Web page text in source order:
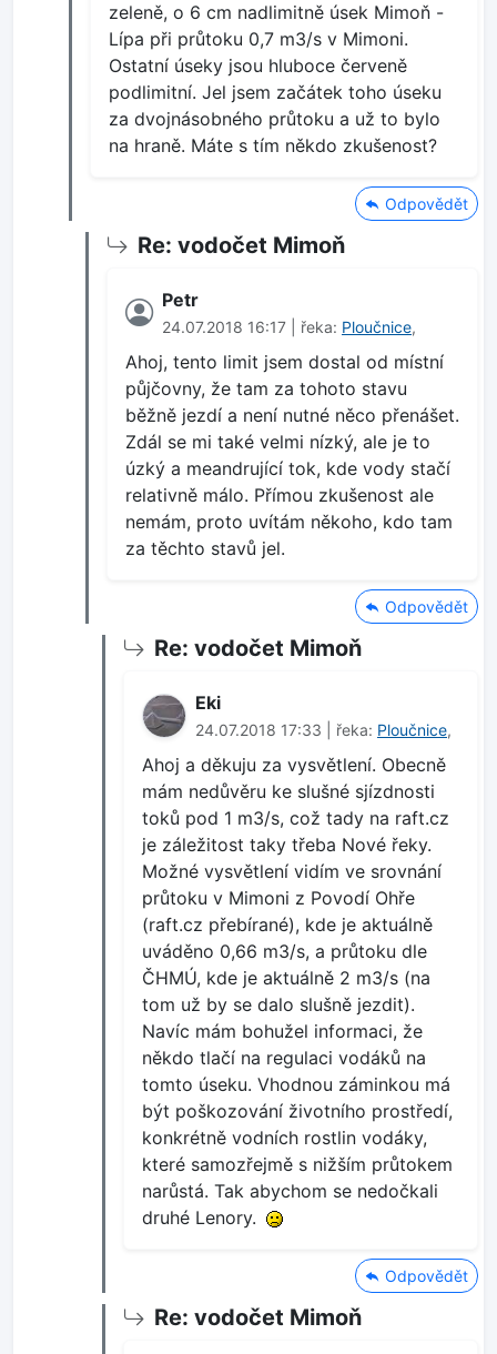
zeleně, o 6 cm nadlimitně úsek Mimoň -
Lípa při průtoku 0,7 m3/s v Mimoni.
Ostatní úseky jsou hluboce červeně
podlimitní. Jel jsem začátek toho úseku
za dvojnásobného průtoku a už to bylo
na hraně. Máte s tím někdo zkušenost?
Odpovědět
Re: vodočet Mimoň
Petr
24.07.2018 16:17 | řeka: Ploučnice,
Ahoj, tento limit jsem dostal od místní
půjčovny, že tam za tohoto stavu
běžně jezdí a není nutné něco přenášet.
Zdál se mi také velmi nízký, ale je to
úzký a meandrující tok, kde vody stačí
relativně málo. Přímou zkušenost ale
nemám, proto uvítám někoho, kdo tam
za těchto stavů jel.
Odpovědět
Re: vodočet Mimoň
Eki
24.07.2018 17:33 | řeka: Ploučnice,
Ahoj a děkuju za vysvětlení. Obecně
mám nedůvěru ke slušné sjízdnosti
toků pod 1 m3/s, což tady na raft.cz
je záležitost taky třeba Nové řeky.
Možné vysvětlení vidím ve srovnání
průtoku v Mimoni z Povodí Ohře
(raft.cz přebírané), kde je aktuálně
uváděno 0,66 m3/s, a průtoku dle
ČHMÚ, kde je aktuálně 2 m3/s (na
tom už by se dalo slušně jezdit).
Navíc mám bohužel informaci, že
někdo tlačí na regulaci vodáků na
tomto úseku. Vhodnou záminkou má
být poškozování životního prostředí,
konkrétně vodních rostlin vodáky,
které samozřejmě s nižším průtokem
narůstá. Tak abychom se nedočkali
druhé Lenory.
Odpovědět
Re: vodočet Mimoň